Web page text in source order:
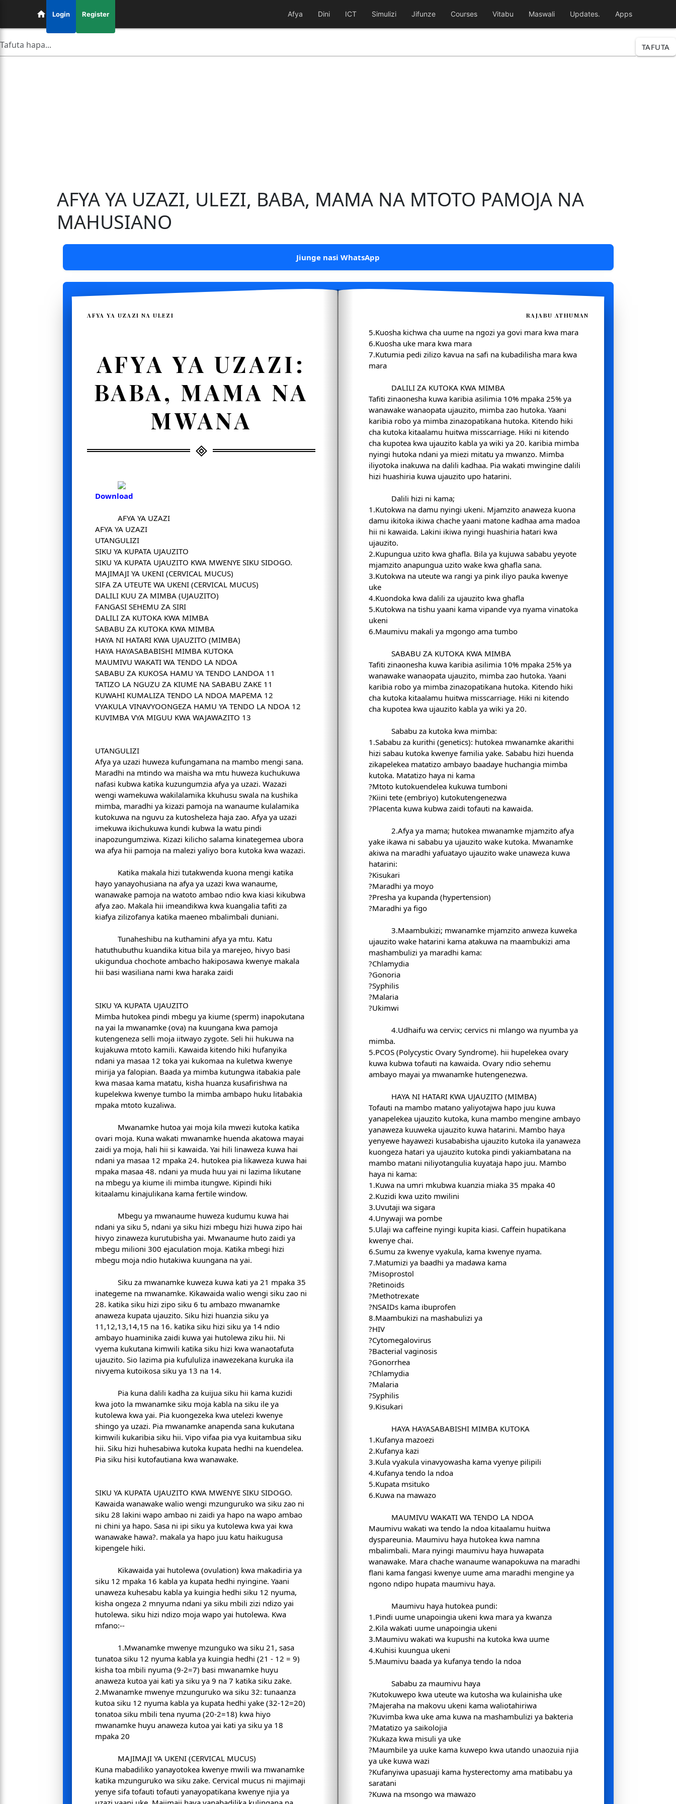
Login Register Afya Dini ICT Simulizi Jifunze Courses Vitabu Maswali Updates. Apps
TAFUTA
AFYA YA UZAZI, ULEZI, BABA, MAMA NA MTOTO PAMOJA NA
MAHUSIANO
Jiunge nasi WhatsApp
AFYA YA UZAZI NA ULEZI RAJABU ATHUMAN
AFYA YA UZAZI:
BABA, MAMA NA
MWANA
Download
AFYA YA UZAZI
AFYA YA UZAZI
UTANGULIZI
SIKU YA KUPATA UJAUZITO
SIKU YA KUPATA UJAUZITO KWA MWENYE SIKU SIDOGO.
MAJIMAJI YA UKENI (CERVICAL MUCUS)
SIFA ZA UTEUTE WA UKENI (CERVICAL MUCUS)
DALILI KUU ZA MIMBA (UJAUZITO)
FANGASI SEHEMU ZA SIRI
DALILI ZA KUTOKA KWA MIMBA
SABABU ZA KUTOKA KWA MIMBA
HAYA NI HATARI KWA UJAUZITO (MIMBA)
HAYA HAYASABABISHI MIMBA KUTOKA
MAUMIVU WAKATI WA TENDO LA NDOA
SABABU ZA KUKOSA HAMU YA TENDO LANDOA 11
TATIZO LA NGUZU ZA KIUME NA SABABU ZAKE 11
KUWAHI KUMALIZA TENDO LA NDOA MAPEMA 12
VYAKULA VINAVYOONGEZA HAMU YA TENDO LA NDOA 12
KUVIMBA VYA MIGUU KWA WAJAWAZITO 13
UTANGULIZI
Afya ya uzazi huweza kufungamana na mambo mengi sana.
Maradhi na mtindo wa maisha wa mtu huweza kuchukuwa
nafasi kubwa katika kuzungumzia afya ya uzazi. Wazazi
wengi wamekuwa wakilalamika kkuhusu swala na kushika
mimba, maradhi ya kizazi pamoja na wanaume kulalamika
kutokuwa na nguvu za kutosheleza haja zao. Afya ya uzazi
imekuwa ikichukuwa kundi kubwa la watu pindi
inapozungumziwa. Kizazi kilicho salama kinategemea ubora
wa afya hii pamoja na malezi yaliyo bora kutoka kwa wazazi.
Katika makala hizi tutakwenda kuona mengi katika
hayo yanayohusiana na afya ya uzazi kwa wanaume,
wanawake pamoja na watoto ambao ndio kwa kiasi kikubwa
afya zao. Makala hii imeandikwa kwa kuangalia tafiti za
kiafya zilizofanya katika maeneo mbalimbali duniani.
Tunaheshibu na kuthamini afya ya mtu. Katu
hatuthubuthu kuandika kitua bila ya marejeo, hivyo basi
ukigundua chochote ambacho hakiposawa kwenye makala
hii basi wasiliana nami kwa haraka zaidi
SIKU YA KUPATA UJAUZITO
Mimba hutokea pindi mbegu ya kiume (sperm) inapokutana
na yai la mwanamke (ova) na kuungana kwa pamoja
kutengeneza selli moja iitwayo zygote. Seli hii hukuwa na
kujakuwa mtoto kamili. Kawaida kitendo hiki hufanyika
ndani ya masaa 12 toka yai kukomaa na kuletwa kwenye
mirija ya falopian. Baada ya mimba kutungwa itabakia pale
kwa masaa kama matatu, kisha huanza kusafirishwa na
kupelekwa kwenye tumbo la mimba ambapo huku litabakia
mpaka mtoto kuzaliwa.
Mwanamke hutoa yai moja kila mwezi kutoka katika
ovari moja. Kuna wakati mwanamke huenda akatowa mayai
zaidi ya moja, hali hii si kawaida. Yai hili linaweza kuwa hai
ndani ya masaa 12 mpaka 24. hutokea pia likaweza kuwa hai
mpaka masaa 48. ndani ya muda huu yai ni lazima likutane
na mbegu ya kiume ili mimba itungwe. Kipindi hiki
kitaalamu kinajulikana kama fertile window.
Mbegu ya mwanaume huweza kudumu kuwa hai
ndani ya siku 5, ndani ya siku hizi mbegu hizi huwa zipo hai
hivyo zinaweza kurutubisha yai. Mwanaume huto zaidi ya
mbegu milioni 300 ejaculation moja. Katika mbegi hizi
mbegu moja ndio hutakiwa kuungana na yai.
Siku za mwanamke kuweza kuwa kati ya 21 mpaka 35
inategeme na mwanamke. Kikawaida walio wengi siku zao ni
28. katika siku hizi zipo siku 6 tu ambazo mwanamke
anaweza kupata ujauzito. Siku hizi huanzia siku ya
11,12,13,14,15 na 16. katika siku hizi siku ya 14 ndio
ambayo huaminika zaidi kuwa yai hutolewa ziku hii. Ni
vyema kukutana kimwili katika siku hizi kwa wanaotafuta
ujauzito. Sio lazima pia kufululiza inawezekana kuruka ila
nivyema kutoikosa siku ya 13 na 14.
Pia kuna dalili kadha za kuijua siku hii kama kuzidi
kwa joto la mwanamke siku moja kabla na siku ile ya
kutolewa kwa yai. Pia kuongezeka kwa utelezi kwenye
shingo ya uzazi. Pia mwanamke anapenda sana kukutana
kimwili kukaribia siku hii. Vipo vifaa pia vya kuitambua siku
hii. Siku hizi huhesabiwa kutoka kupata hedhi na kuendelea.
Pia siku hisi kutofautiana kwa wanawake.
SIKU YA KUPATA UJAUZITO KWA MWENYE SIKU SIDOGO.
Kawaida wanawake walio wengi mzunguruko wa siku zao ni
siku 28 lakini wapo ambao ni zaidi ya hapo na wapo ambao
ni chini ya hapo. Sasa ni ipi siku ya kutolewa kwa yai kwa
wanawake hawa?. makala ya hapo juu katu haikugusa
kipengele hiki.
Kikawaida yai hutolewa (ovulation) kwa makadiria ya
siku 12 mpaka 16 kabla ya kupata hedhi nyingine. Yaani
unaweza kuhesabu kabla ya kuingia hedhi siku 12 nyuma,
kisha ongeza 2 mnyuma ndani ya siku mbili zizi ndizo yai
hutolewa. siku hizi ndizo moja wapo yai hutolewa. Kwa
mfano:--
1.Mwanamke mwenye mzunguko wa siku 21, sasa
tunatoa siku 12 nyuma kabla ya kuingia hedhi (21 - 12 = 9)
kisha toa mbili nyuma (9-2=7) basi mwanamke huyu
anaweza kutoa yai kati ya siku ya 9 na 7 katika siku zake.
2.Mwanamke mwenye mzunguruko wa siku 32: tunaanza
kutoa siku 12 nyuma kabla ya kupata hedhi yake (32-12=20)
tonatoa siku mbili tena nyuma (20-2=18) kwa hiyo
mwanamke huyu anaweza kutoa yai kati ya siku ya 18
mpaka 20
MAJIMAJI YA UKENI (CERVICAL MUCUS)
Kuna mabadiliko yanayotokea kwenye mwili wa mwanamke
katika mzunguruko wa siku zake. Cervical mucus ni majimaji
yenye sifa tofauti tofauti yanayopatikana kwenye njia ya
5.Kuosha kichwa cha uume na ngozi ya govi mara kwa mara
6.Kuosha uke mara kwa mara
7.Kutumia pedi zilizo kavua na safi na kubadilisha mara kwa
mara
DALILI ZA KUTOKA KWA MIMBA
Tafiti zinaonesha kuwa karibia asilimia 10% mpaka 25% ya
wanawake wanaopata ujauzito, mimba zao hutoka. Yaani
karibia robo ya mimba zinazopatikana hutoka. Kitendo hiki
cha kutoka kitaalamu huitwa misscarriage. Hiki ni kitendo
cha kupotea kwa ujauzito kabla ya wiki ya 20. karibia mimba
nyingi hutoka ndani ya miezi mitatu ya mwanzo. Mimba
iliyotoka inakuwa na dalili kadhaa. Pia wakati mwingine dalili
hizi huashiria kuwa ujauzito upo hatarini.
Dalili hizi ni kama;
1.Kutokwa na damu nyingi ukeni. Mjamzito anaweza kuona
damu ikitoka ikiwa chache yaani matone kadhaa ama madoa
hii ni kawaida. Lakini ikiwa nyingi huashiria hatari kwa
ujauzito.
2.Kupungua uzito kwa ghafla. Bila ya kujuwa sababu yeyote
mjamzito anapungua uzito wake kwa ghafla sana.
3.Kutokwa na uteute wa rangi ya pink iliyo pauka kwenye
uke
4.Kuondoka kwa dalili za ujauzito kwa ghafla
5.Kutokwa na tishu yaani kama vipande vya nyama vinatoka
ukeni
6.Maumivu makali ya mgongo ama tumbo
SABABU ZA KUTOKA KWA MIMBA
Tafiti zinaonesha kuwa karibia asilimia 10% mpaka 25% ya
wanawake wanaopata ujauzito, mimba zao hutoka. Yaani
karibia robo ya mimba zinazopatikana hutoka. Kitendo hiki
cha kutoka kitaalamu huitwa misscarriage. Hiki ni kitendo
cha kupotea kwa ujauzito kabla ya wiki ya 20.
Sababu za kutoka kwa mimba:
1.Sababu za kurithi (genetics): hutokea mwanamke akarithi
hizi sabau kutoka kwenye familia yake. Sababu hizi huenda
zikapelekea matatizo ambayo baadaye huchangia mimba
kutoka. Matatizo haya ni kama
?Mtoto kutokuendelea kukuwa tumboni
?Kiini tete (embriyo) kutokutengenezwa
?Placenta kuwa kubwa zaidi tofauti na kawaida.
2.Afya ya mama; hutokea mwanamke mjamzito afya
yake ikawa ni sababu ya ujauzito wake kutoka. Mwanamke
akiwa na maradhi yafuatayo ujauzito wake unaweza kuwa
hatarini:
?Kisukari
?Maradhi ya moyo
?Presha ya kupanda (hypertension)
?Maradhi ya figo
3.Maambukizi; mwanamke mjamzito anweza kuweka
ujauzito wake hatarini kama atakuwa na maambukizi ama
mashambulizi ya maradhi kama:
?Chlamydia
?Gonoria
?Syphilis
?Malaria
?Ukimwi
4.Udhaifu wa cervix; cervics ni mlango wa nyumba ya
mimba.
5.PCOS (Polycystic Ovary Syndrome). hii hupelekea ovary
kuwa kubwa tofauti na kawaida. Ovary ndio sehemu
ambayo mayai ya mwanamke hutengenezwa.
HAYA NI HATARI KWA UJAUZITO (MIMBA)
Tofauti na mambo matano yaliyotajwa hapo juu kuwa
yanapelekea ujauzito kutoka, kuna mambo mengine ambayo
yanaweza kuuweka ujauzito kuwa hatarini. Mambo haya
yenyewe hayawezi kusababisha ujauzito kutoka ila yanaweza
kuongeza hatari ya ujauzito kutoka pindi yakiambatana na
mambo matani niliyotangulia kuyataja hapo juu. Mambo
haya ni kama:
1.Kuwa na umri mkubwa kuanzia miaka 35 mpaka 40
2.Kuzidi kwa uzito mwilini
3.Uvutaji wa sigara
4.Unywaji wa pombe
5.Ulaji wa caffeine nyingi kupita kiasi. Caffein hupatikana
kwenye chai.
6.Sumu za kwenye vyakula, kama kwenye nyama.
7.Matumizi ya baadhi ya madawa kama
?Misoprostol
?Retinoids
?Methotrexate
?NSAIDs kama ibuprofen
8.Maambukizi na mashabulizi ya
?HIV
?Cytomegalovirus
?Bacterial vaginosis
?Gonorrhea
?Chlamydia
?Malaria
?Syphilis
9.Kisukari
HAYA HAYASABABISHI MIMBA KUTOKA
1.Kufanya mazoezi
2.Kufanya kazi
3.Kula vyakula vinavyowasha kama vyenye pilipili
4.Kufanya tendo la ndoa
5.Kupata msituko
6.Kuwa na mawazo
MAUMIVU WAKATI WA TENDO LA NDOA
Maumivu wakati wa tendo la ndoa kitaalamu huitwa
dyspareunia. Maumivu haya hutokea kwa namna
mbalimbali. Mara nyingi maumivu haya huwapata
wanawake. Mara chache wanaume wanapokuwa na maradhi
flani kama fangasi kwenye uume ama maradhi mengine ya
ngono ndipo hupata maumivu haya.
Maumivu haya hutokea pundi:
1.Pindi uume unapoingia ukeni kwa mara ya kwanza
2.Kila wakati uume unapoingia ukeni
3.Maumivu wakati wa kupushi na kutoka kwa uume
4.Kuhisi kuungua ukeni
5.Maumivu baada ya kufanya tendo la ndoa
Sababu za maumivu haya
?Kutokuwepo kwa uteute wa kutosha wa kulainisha uke
?Majeraha na makovu ukeni kama waliotahiriwa
?Kuvimba kwa uke ama kuwa na mashambulizi ya bakteria
?Matatizo ya saikolojia
?Kukaza kwa misuli ya uke
?Maumbile ya uuke kama kuwepo kwa utando unaozuia njia
ya uke kuwa wazi
?Kufanyiwa upasuaji kama hysterectomy ama matibabu ya
saratani
?Kuwa na msongo wa mawazo